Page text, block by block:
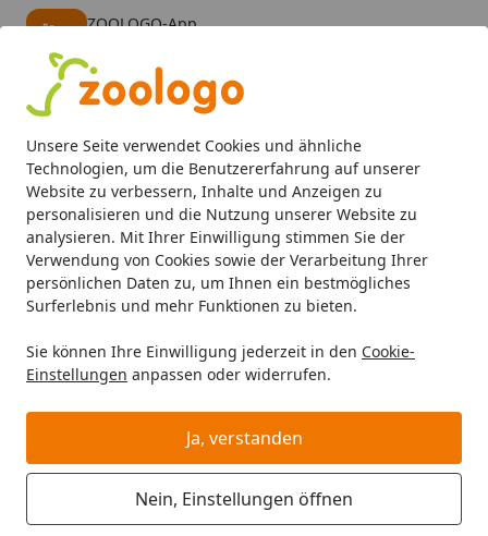
Unsere Seite verwendet Cookies und ähnliche
Technologien, um die Benutzererfahrung auf unserer
Website zu verbessern, Inhalte und Anzeigen zu
personalisieren und die Nutzung unserer Website zu
analysieren. Mit Ihrer Einwilligung stimmen Sie der
Verwendung von Cookies sowie der Verarbeitung Ihrer
persönlichen Daten zu, um Ihnen ein bestmögliches
Surferlebnis und mehr Funktionen zu bieten.
Sie können Ihre Einwilligung jederzeit in den Cookie-
Einstellungen anpassen oder widerrufen.
Ja, verstanden
Nein, Einstellungen öffnen
ZOOLOGO-App
Alle Produkte
Mein Konto
Suchen
Kleintierfutter
Kleintier Kleintierfutter